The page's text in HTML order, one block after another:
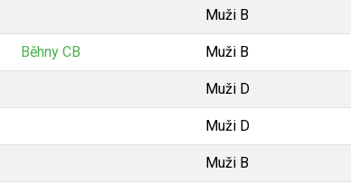
Muži B
Běhny CB Muži B
Muži D
Muži D
Muži B